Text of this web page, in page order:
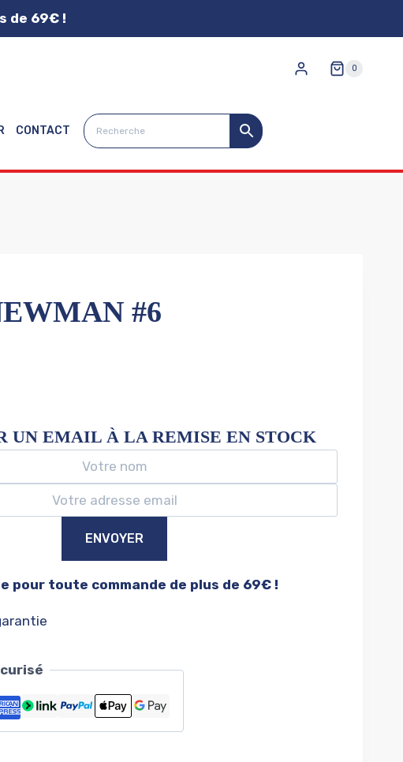
de 69€ !
0
CONTACT
#6
UN EMAIL À LA REMISE EN STOCK
ENVOYER
pour toute commande de plus de 69€ !